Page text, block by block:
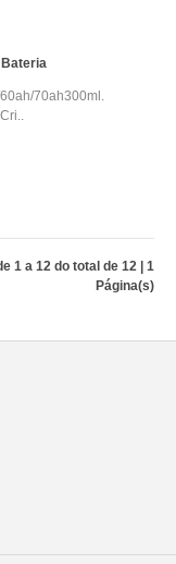
Bateria
70ah300ml.
1 a 12 do total de 12
1
Página(s)